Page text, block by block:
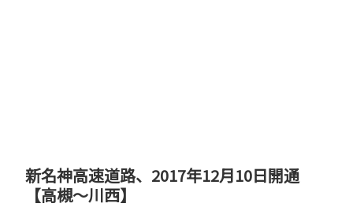
新名神高速道路、2017年12月10日開通
【高槻～川西】